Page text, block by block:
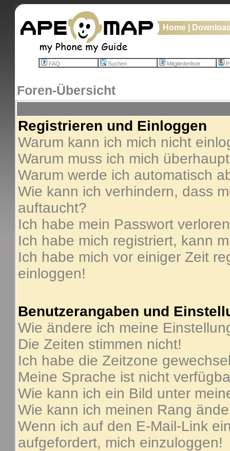
Home
FAQ Suchen Mitgliederliste
Foren-Übersicht
Registrieren und Einloggen
Warum kann ich mich nicht
Warum muss ich mich
Warum werde ich automatisch
Wie kann ich verhindern, dass
auftaucht?
Ich habe mein Passwort
Ich habe mich registriert, kann
Ich habe mich vor einiger Zeit
einloggen!
Benutzerangaben und
Wie ändere ich meine
Die Zeiten stimmen nicht!
Ich habe die Zeitzone
Meine Sprache ist nicht
Wie kann ich ein Bild unter
Wie kann ich meinen Rang
Wenn ich auf den E-Mail-Link
aufgefordert, mich einzuloggen!